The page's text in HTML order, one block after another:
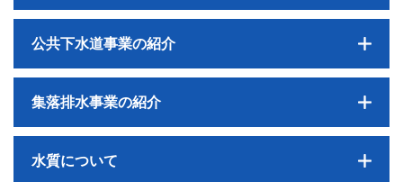
公共下水道事業の紹介
集落排水事業の紹介
水質について